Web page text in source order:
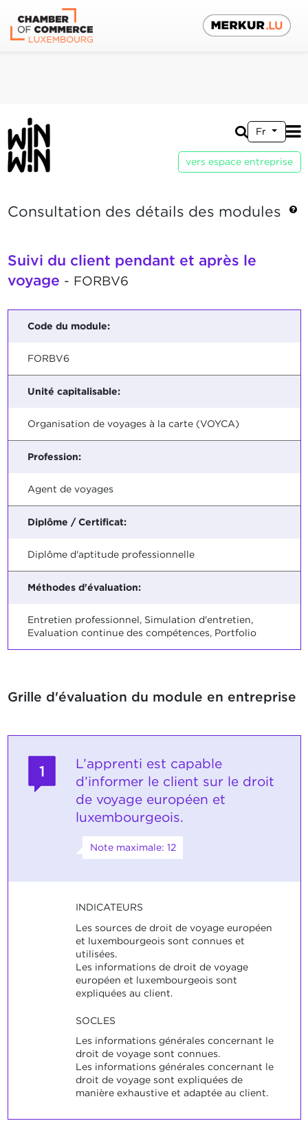
Fr
vers espace entreprise
Consultation des détails des modules
Suivi du client pendant et après le
voyage - FORBV6
Code du module:
FORBV6
Unité capitalisable:
Organisation de voyages à la carte (VOYCA)
Profession:
Agent de voyages
Diplôme / Certificat:
Diplôme d'aptitude professionnelle
Méthodes d'évaluation:
Entretien professionnel, Simulation d'entretien,
Evaluation continue des compétences, Portfolio
Grille d'évaluation du module en entreprise
1
L’apprenti est capable
d’informer le client sur le droit
de voyage européen et
luxembourgeois.
Note maximale: 12
INDICATEURS
Les sources de droit de voyage européen
et luxembourgeois sont connues et
utilisées.
Les informations de droit de voyage
européen et luxembourgeois sont
expliquées au client.
SOCLES
Les informations générales concernant le
droit de voyage sont connues.
Les informations générales concernant le
droit de voyage sont expliquées de
manière exhaustive et adaptée au client.